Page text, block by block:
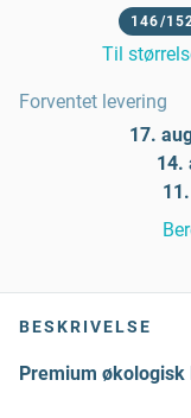
146/
Til
Forventet levering
17.
14.
BESKRIVELSE
Premium